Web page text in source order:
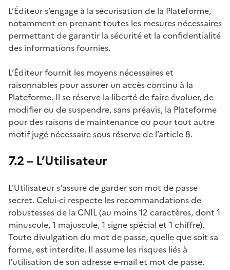
L’Éditeur s’engage à la sécurisation de la Plateforme,
notamment en prenant toutes les mesures nécessaires
permettant de garantir la sécurité et la confidentialité
des informations fournies.
L’Éditeur fournit les moyens nécessaires et
raisonnables pour assurer un accès continu à la
Plateforme. Il se réserve la liberté de faire évoluer, de
modifier ou de suspendre, sans préavis, la Plateforme
pour des raisons de maintenance ou pour tout autre
motif jugé nécessaire sous réserve de l’article 8.
7.2 – L’Utilisateur
L'Utilisateur s'assure de garder son mot de passe
secret. Celui-ci respecte les recommandations de
robustesses de la CNIL (au moins 12 caractères, dont 1
minuscule, 1 majuscule, 1 signe spécial et 1 chiffre).
Toute divulgation du mot de passe, quelle que soit sa
forme, est interdite. Il assume les risques liés à
l'utilisation de son adresse e-mail et mot de passe.